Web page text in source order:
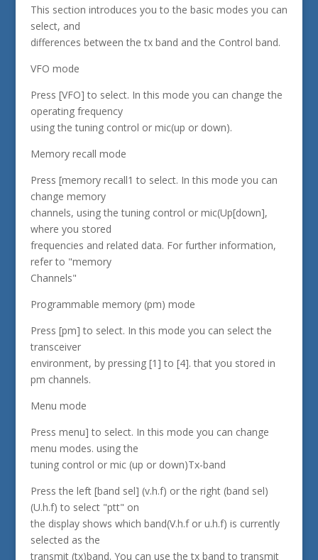
This section introduces you to the basic modes you can
select, and
differences between the tx band and the Control band.
VFO mode
Press [VFO] to select. In this mode you can change the
operating frequency
using the tuning control or mic(up or down).
Memory recall mode
Press [memory recall1 to select. In this mode you can
change memory
channels, using the tuning control or mic(Up[down],
where you stored
frequencies and related data. For further information,
refer to "memory
Channels"
Programmable memory (pm) mode
Press [pm] to select. In this mode you can select the
transceiver
environment, by pressing [1] to [4]. that you stored in
pm channels.
Menu mode
Press menu] to select. In this mode you can change
menu modes. using the
tuning control or mic (up or down)Tx-band
Press the left [band sel] (v.h.f) or the right (band sel)
(U.h.f) to select "ptt" on
the display shows which band(V.h.f or u.h.f) is currently
selected as the
transmit (tx)band. You can use the tx band to transmit